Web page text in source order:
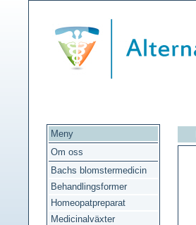
Meny
Om oss
Bachs blomstermedicin
Behandlingsformer
Homeopatpreparat
Medicinalväxter